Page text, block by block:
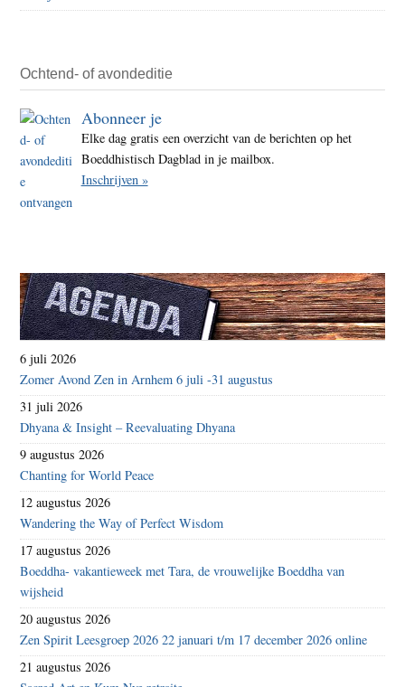
Ochtend- of avondeditie
Abonneer je
Elke dag gratis een overzicht van de berichten op het
Boeddhistisch Dagblad in je mailbox.
Inschrijven »
6 juli 2026
Zomer Avond Zen in Arnhem 6 juli -31 augustus
31 juli 2026
Dhyana & Insight – Reevaluating Dhyana
9 augustus 2026
Chanting for World Peace
12 augustus 2026
Wandering the Way of Perfect Wisdom
17 augustus 2026
Boeddha- vakantieweek met Tara, de vrouwelijke Boeddha van
wijsheid
20 augustus 2026
Zen Spirit Leesgroep 2026 22 januari t/m 17 december 2026 online
21 augustus 2026